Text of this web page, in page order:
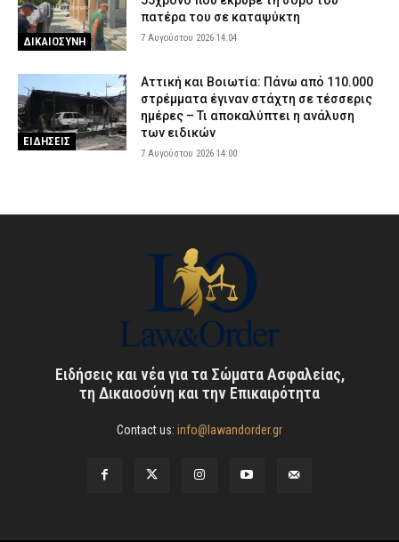
ΔΙΚΑΙΟΣΥΝΗ
πατέρα του σε καταψύκτη
7 Αυγούστου 2026 14:04
ΕΙΔΗΣΕΙΣ
Αττική και Βοιωτία: Πάνω από 110.000
στρέμματα έγιναν στάχτη σε τέσσερις
ημέρες – Τι αποκαλύπτει η ανάλυση
των ειδικών
7 Αυγούστου 2026 14:00
Ειδήσεις και νέα για τα Σώματα Ασφαλείας,
τη Δικαιοσύνη και την Επικαιρότητα
Contact us: info@lawandorder.gr